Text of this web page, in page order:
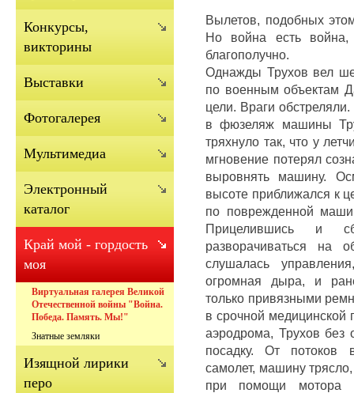
Вылетов, подобных
Но война есть война,
благополучно.
Однажды Трухов вел
по военным объектам
цели. Враги обстреляли.
в фюзеляж машины
тряхнуло так, что у
мгновение потерял
выровнять машину.
высоте приближался к
по поврежденной
Прицелившись и
разворачиваться на
слушалась
огромная дыра, и
только привязными
в срочной
аэродрома, Трухов без
посадку.От потоков
самолет, машину
при помощи мотора
Конкурсы,
викторины
Выставки
Фотогалерея
Мультимедиа
Электронный
каталог
Край мой - гордость
моя
Виртуальная галерея Великой
Отечественной войны "Война.
Победа. Память. Мы!"
Знатные земляки
Изящной лирики
перо